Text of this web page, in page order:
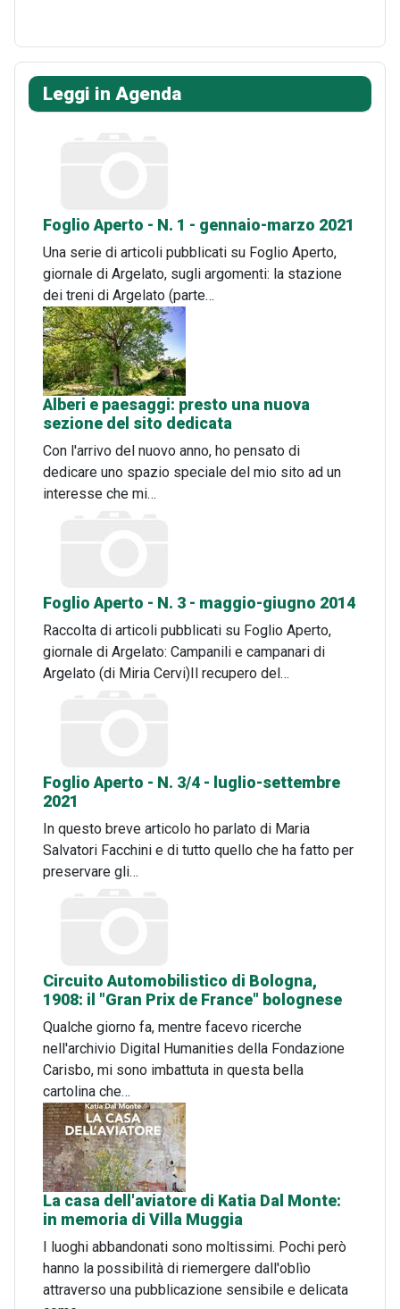
Leggi in Agenda
Foglio Aperto - N. 1 - gennaio-marzo 2021
Una serie di articoli pubblicati su Foglio Aperto,
giornale di Argelato, sugli argomenti: la stazione
dei treni di Argelato (parte…
Alberi e paesaggi: presto una nuova
sezione del sito dedicata
Con l'arrivo del nuovo anno, ho pensato di
dedicare uno spazio speciale del mio sito ad un
interesse che mi…
Foglio Aperto - N. 3 - maggio-giugno 2014
Raccolta di articoli pubblicati su Foglio Aperto,
giornale di Argelato: Campanili e campanari di
Argelato (di Miria Cervi)Il recupero del…
Foglio Aperto - N. 3/4 - luglio-settembre
2021
In questo breve articolo ho parlato di Maria
Salvatori Facchini e di tutto quello che ha fatto per
preservare gli…
Circuito Automobilistico di Bologna,
1908: il "Gran Prix de France" bolognese
Qualche giorno fa, mentre facevo ricerche
nell'archivio Digital Humanities della Fondazione
Carisbo, mi sono imbattuta in questa bella
cartolina che…
La casa dell'aviatore di Katia Dal Monte:
in memoria di Villa Muggia
I luoghi abbandonati sono moltissimi. Pochi però
hanno la possibilità di riemergere dall'oblìo
attraverso una pubblicazione sensibile e delicata